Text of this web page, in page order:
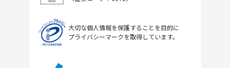
大切な個人情報を保護することを目的に
プライバシーマークを取得しています。